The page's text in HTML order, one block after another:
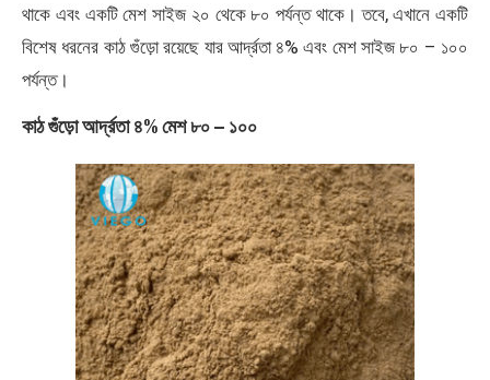
থাকে এবং একটি মেশ সাইজ ২০ থেকে ৮০ পর্যন্ত থাকে। তবে, এখানে একটি
বিশেষ ধরনের কাঠ গুঁড়ো রয়েছে যার আর্দ্রতা ৪% এবং মেশ সাইজ ৮০ – ১০০
পর্যন্ত।
কাঠ গুঁড়ো আর্দ্রতা ৪% মেশ ৮০ – ১০০